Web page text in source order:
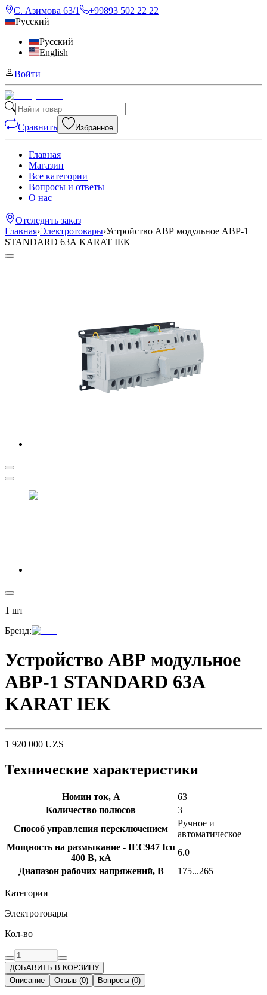
С. Азимова 63/1
+99893 502 22 22
Русский
Русский
English
Войти
Сравнить Избранное
Главная
Магазин
Все категории
Вопросы и ответы
О нас
Отследить заказ
Главная›Электротовары›Устройство АВР модульное АВР-1
STANDARD 63А KARAT IEK
1 шт
Бренд:
Устройство АВР модульное
АВР-1 STANDARD 63А
KARAT IEK
1 920 000 UZS
Технические характеристики
Номин ток, А
63
Количество полюсов
3
Способ управления переключением
Ручное и
автоматическое
Мощность на размыкание - IEC947 Icu
400 В, кА
6.0
Диапазон рабочих напряжений, В
175...265
Категории
Электротовары
Кол-во
ДОБАВИТЬ В КОРЗИНУ
Описание
Отзыв (0) Вопросы (0)